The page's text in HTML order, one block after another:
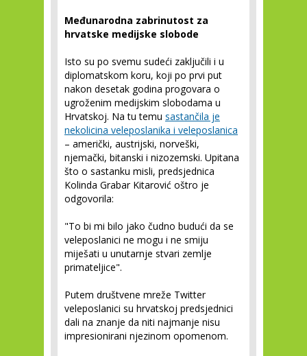
Međunarodna zabrinutost za
hrvatske medijske slobode
Isto su po svemu sudeći zaključili i u
diplomatskom koru, koji po prvi put
nakon desetak godina progovara o
ugroženim medijskim slobodama u
Hrvatskoj. Na tu temu sastančila je
nekolicina veleposlanika i veleposlanica
– američki, austrijski, norveški,
njemački, bitanski i nizozemski. Upitana
što o sastanku misli, predsjednica
Kolinda Grabar Kitarović oštro je
odgovorila:
"To bi mi bilo jako čudno budući da se
veleposlanici ne mogu i ne smiju
miješati u unutarnje stvari zemlje
primateljice".
Putem društvene mreže Twitter
veleposlanici su hrvatskoj predsjednici
dali na znanje da niti najmanje nisu
impresionirani njezinom opomenom.